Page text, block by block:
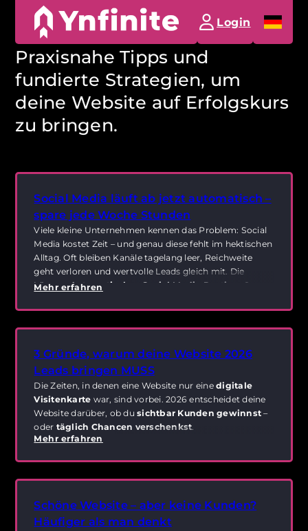
Login
Website-Guide für Beginner &
Profis
Praxisnahe Tipps und
fundierte Strategien, um
deine Website auf Erfolgskurs
zu bringen.
Social Media läuft ab jetzt automatisch –
spare jede Woche Stunden
Viele kleine Unternehmen kennen das Problem: Social
Media kostet Zeit – und genau diese fehlt im hektischen
Alltag. Oft bleiben Kanäle tagelang leer, Reichweite
geht verloren und wertvolle Leads gleich mit. Die
Lösung:Automatisches Social Media Posting
. So
um Kunden oder Projekte kümmerst.
Mehr erfahren
3 Gründe, warum deine Website 2026
Leads bringen MUSS
Die Zeiten, in denen eine Website nur einedigitale
Visitenkarte war, sind vorbei. 2026 entscheidet deine
Website darüber, ob dusichtbar Kunden gewinnst –
oder täglich Chancen verschenkst.
Mehr erfahren
Schöne Website – aber keine Kunden?
Häufiger als man denkt